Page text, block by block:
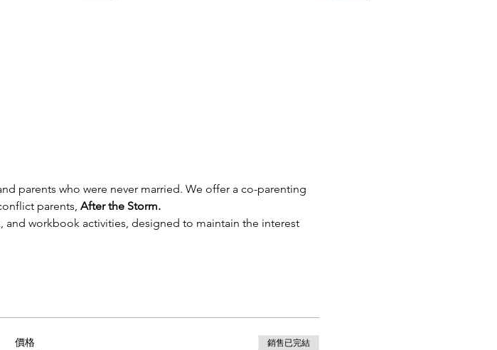
parents who were never married. We offer a co-parenting
parents, After the Storm.
and workbook activities, designed to maintain the interest
價格 銷售已完結